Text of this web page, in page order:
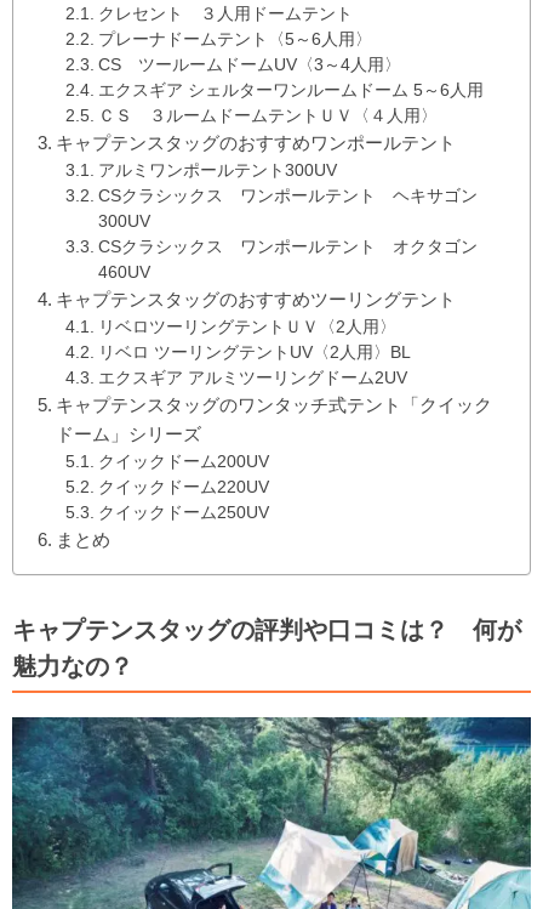
クレセント ３人用ドームテント
プレーナドームテント〈5～6人用〉
CS ツールームドームUV〈3～4人用〉
エクスギア シェルターワンルームドーム 5～6人用
ＣＳ ３ルームドームテントＵＶ〈４人用〉
キャプテンスタッグのおすすめワンポールテント
アルミワンポールテント300UV
CSクラシックス ワンポールテント ヘキサゴン
300UV
CSクラシックス ワンポールテント オクタゴン
460UV
キャプテンスタッグのおすすめツーリングテント
リベロツーリングテントＵＶ〈2人用〉
リベロ ツーリングテントUV〈2人用〉BL
エクスギア アルミツーリングドーム2UV
キャプテンスタッグのワンタッチ式テント「クイック
ドーム」シリーズ
クイックドーム200UV
クイックドーム220UV
クイックドーム250UV
まとめ
キャプテンスタッグの評判や口コミは？ 何が
魅力なの？